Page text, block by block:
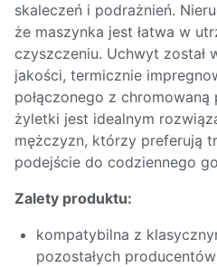
skaleczeń i podrażnień.
że maszynka jest łatwa w
czyszczeniu. Uchwyt został
jakości, termicznie
połączonego z
żyletki jest idealnym
mężczyzn, którzy preferują
podejście do codziennego
Zalety produktu:
kompatybilna z
pozostałych producentów